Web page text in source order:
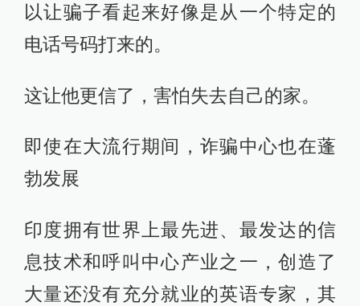
以让骗子看起来好像是从一个特定的
电话号码打来的。
这让他更信了，害怕失去自己的家。
即使在大流行期间，诈骗中心也在蓬
勃发展
印度拥有世界上最先进、最发达的信
息技术和呼叫中心产业之一，创造了
大量还没有充分就业的英语专家，其